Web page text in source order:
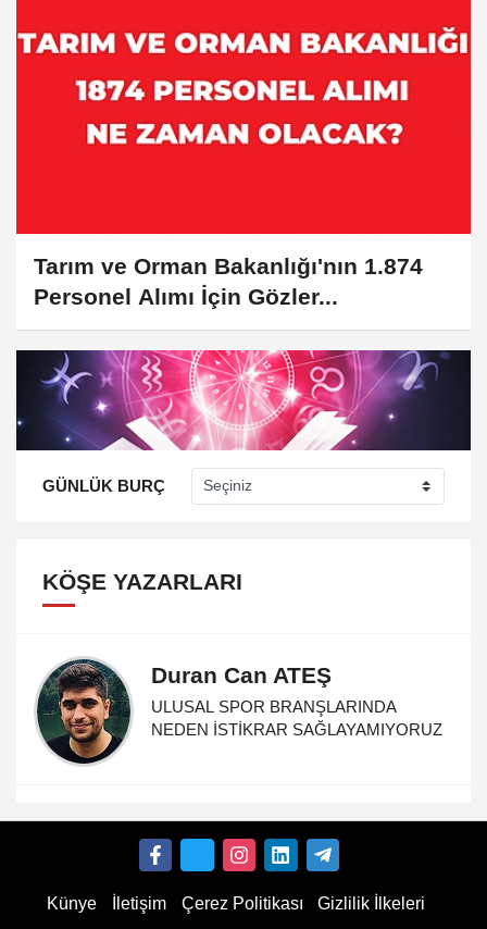
Tarım ve Orman Bakanlığı'nın 1.874
Personel Alımı İçin Gözler...
GÜNLÜK BURÇ
KÖŞE YAZARLARI
Duran Can ATEŞ
ULUSAL SPOR BRANŞLARINDA
NEDEN İSTİKRAR SAĞLAYAMIYORUZ
Künye İletişim Çerez Politikası Gizlilik İlkeleri